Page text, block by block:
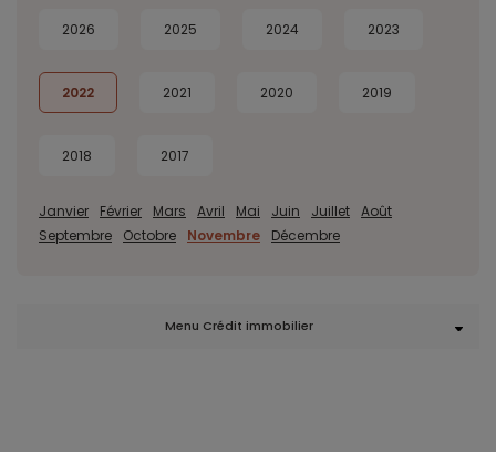
2026 2025 2024 2023
2022 2021 2020 2019
2018 2017
Janvier Février Mars Avril Mai Juin Juillet Août
Septembre
Octobre Novembre Décembre
Menu Crédit immobilier